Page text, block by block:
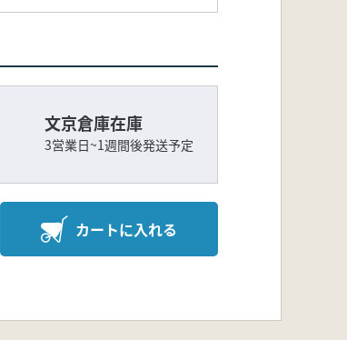
文京倉庫在庫
3営業日~1週間後発送予定
カートに入れる